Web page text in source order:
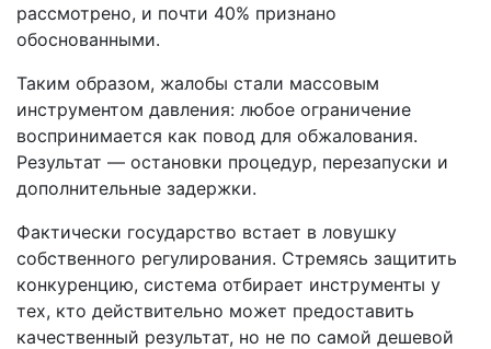
рассмотрено, и почти 40% признано
обоснованными.
Таким образом, жалобы стали массовым
инструментом давления: любое ограничение
воспринимается как повод для обжалования.
Результат — остановки процедур, перезапуски и
дополнительные задержки.
Фактически государство встает в ловушку
собственного регулирования. Стремясь защитить
конкуренцию, система отбирает инструменты у
тех, кто действительно может предоставить
качественный результат, но не по самой дешевой